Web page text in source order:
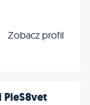
Zobacz profil